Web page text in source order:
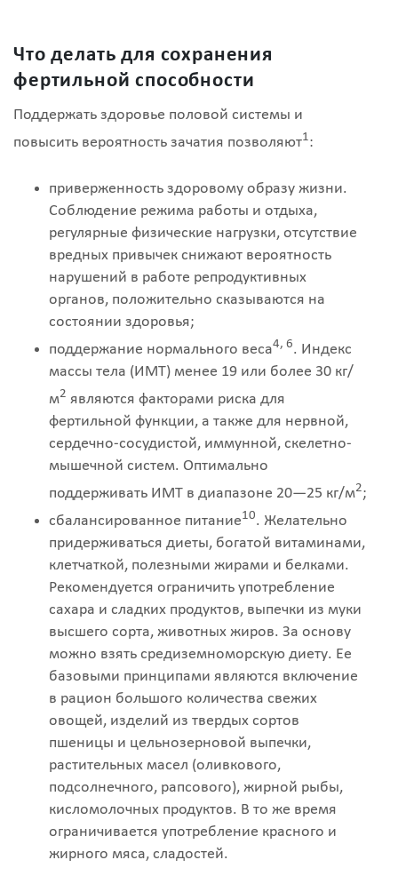
Что делать для сохранения
фертильной способности
Поддержать здоровье половой системы и
повысить вероятность зачатия позволяют1:
приверженность здоровому образу жизни.
Соблюдение режима работы и отдыха,
регулярные физические нагрузки, отсутствие
вредных привычек снижают вероятность
нарушений в работе репродуктивных
органов, положительно сказываются на
состоянии здоровья;
поддержание нормального веса4, 6. Индекс
массы тела (ИМТ) менее 19 или более 30 кг/
м2 являются факторами риска для
фертильной функции, а также для нервной,
сердечно-сосудистой, иммунной, скелетно-
мышечной систем. Оптимально
поддерживать ИМТ в диапазоне 20—25 кг/м2;
сбалансированное питание10. Желательно
придерживаться диеты, богатой витаминами,
клетчаткой, полезными жирами и белками.
Рекомендуется ограничить употребление
сахара и сладких продуктов, выпечки из муки
высшего сорта, животных жиров. За основу
можно взять средиземноморскую диету. Ее
базовыми принципами являются включение
в рацион большого количества свежих
овощей, изделий из твердых сортов
пшеницы и цельнозерновой выпечки,
растительных масел (оливкового,
подсолнечного, рапсового), жирной рыбы,
кисломолочных продуктов. В то же время
ограничивается употребление красного и
жирного мяса, сладостей.